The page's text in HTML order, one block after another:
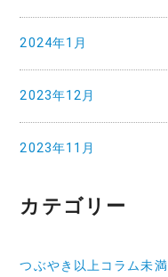
2024年1月
2023年12月
2023年11月
カテゴリー
つぶやき以上コラム未満